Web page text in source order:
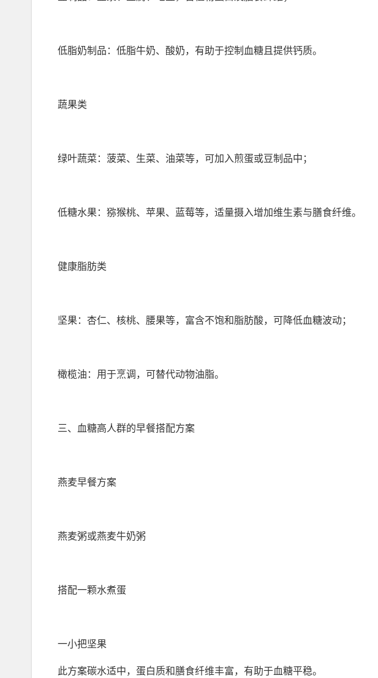
低脂奶制品：低脂牛奶、酸奶，有助于控制血糖且提供钙质。
蔬果类
绿叶蔬菜：菠菜、生菜、油菜等，可加入煎蛋或豆制品中；
低糖水果：猕猴桃、苹果、蓝莓等，适量摄入增加维生素与膳食纤维。
健康脂肪类
坚果：杏仁、核桃、腰果等，富含不饱和脂肪酸，可降低血糖波动；
橄榄油：用于烹调，可替代动物油脂。
三、血糖高人群的早餐搭配方案
燕麦早餐方案
燕麦粥或燕麦牛奶粥
搭配一颗水煮蛋
一小把坚果
此方案碳水适中，蛋白质和膳食纤维丰富，有助于血糖平稳。